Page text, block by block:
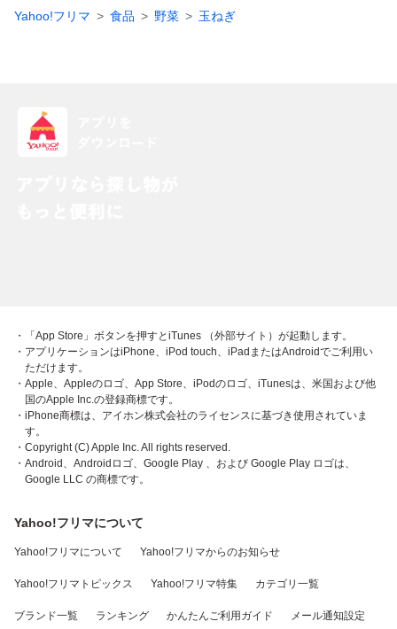
Yahoo!フリマ 食品 野菜 玉ねぎ
・「App Store」ボタンを押すとiTunes （外部サイト）が起動します。
・アプリケーションはiPhone、iPod touch、iPadまたはAndroidでご利用い
ただけます。
・Apple、Appleのロゴ、App Store、iPodのロゴ、iTunesは、米国および他
国のApple Inc.の登録商標です。
・iPhone商標は、アイホン株式会社のライセンスに基づき使用されていま
す。
・Copyright (C) Apple Inc. All rights reserved.
・Android、Androidロゴ、Google Play 、および Google Play ロゴは、
Google LLC の商標です。
Yahoo!フリマについて
Yahoo!フリマについて Yahoo!フリマからのお知らせ
Yahoo!フリマトピックス Yahoo!フリマ特集 カテゴリ一覧
ブランド一覧 ランキング かんたんご利用ガイド メール通知設定